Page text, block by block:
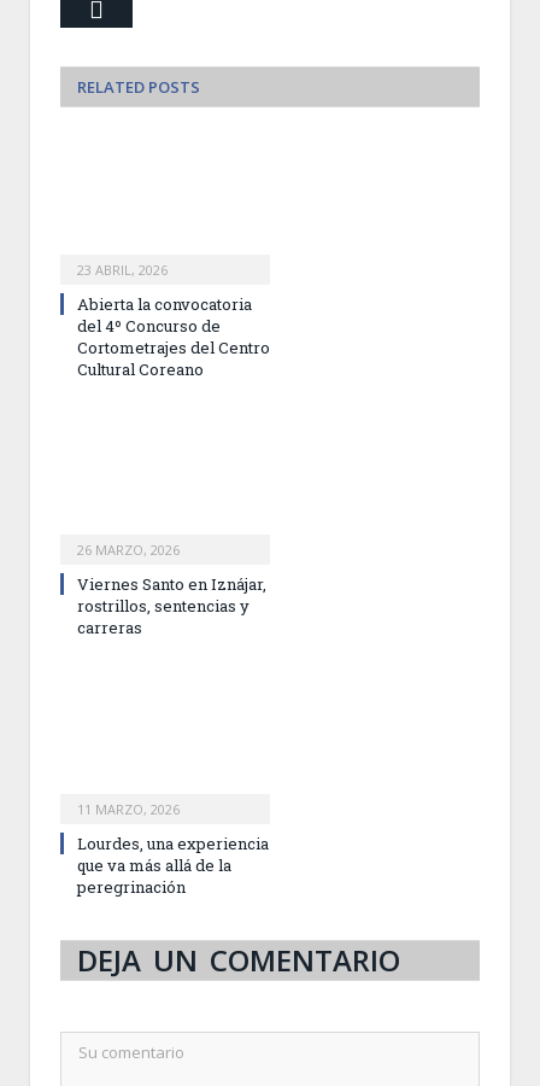
RELATED POSTS
23 ABRIL, 2026
Abierta la convocatoria
del 4º Concurso de
Cortometrajes del Centro
Cultural Coreano
26 MARZO, 2026
Viernes Santo en Iznájar,
rostrillos, sentencias y
carreras
11 MARZO, 2026
Lourdes, una experiencia
que va más allá de la
peregrinación
DEJA UN COMENTARIO